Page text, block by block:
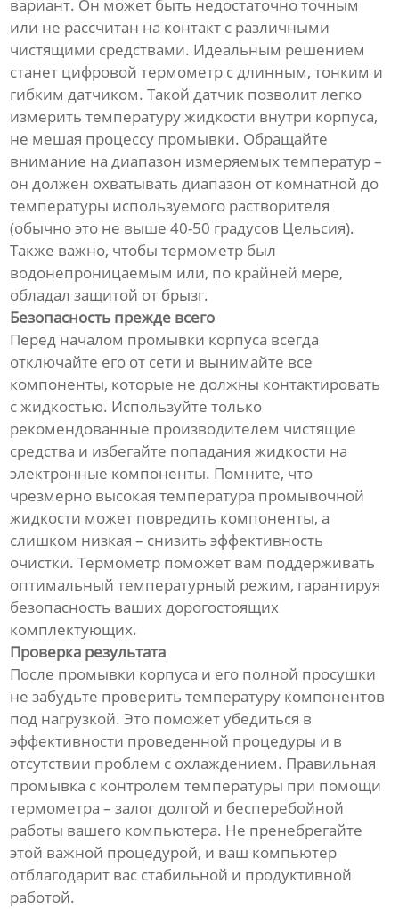
вариант. Он может быть недостаточно точным
или не рассчитан на контакт с различными
чистящими средствами. Идеальным решением
станет цифровой термометр с длинным, тонким и
гибким датчиком. Такой датчик позволит легко
измерить температуру жидкости внутри корпуса,
не мешая процессу промывки. Обращайте
внимание на диапазон измеряемых температур –
он должен охватывать диапазон от комнатной до
температуры используемого растворителя
(обычно это не выше 40-50 градусов Цельсия).
Также важно, чтобы термометр был
водонепроницаемым или, по крайней мере,
обладал защитой от брызг.
Безопасность прежде всего
Перед началом промывки корпуса всегда
отключайте его от сети и вынимайте все
компоненты, которые не должны контактировать
с жидкостью. Используйте только
рекомендованные производителем чистящие
средства и избегайте попадания жидкости на
электронные компоненты. Помните, что
чрезмерно высокая температура промывочной
жидкости может повредить компоненты, а
слишком низкая – снизить эффективность
очистки. Термометр поможет вам поддерживать
оптимальный температурный режим, гарантируя
безопасность ваших дорогостоящих
комплектующих.
Проверка результата
После промывки корпуса и его полной просушки
не забудьте проверить температуру компонентов
под нагрузкой. Это поможет убедиться в
эффективности проведенной процедуры и в
отсутствии проблем с охлаждением. Правильная
промывка с контролем температуры при помощи
термометра – залог долгой и бесперебойной
работы вашего компьютера. Не пренебрегайте
этой важной процедурой, и ваш компьютер
отблагодарит вас стабильной и продуктивной
работой.